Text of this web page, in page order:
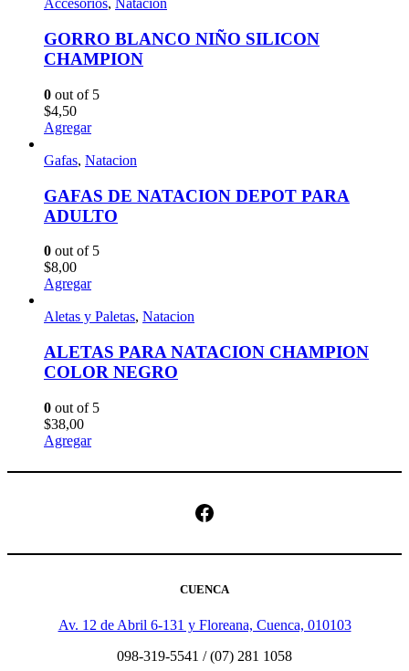
Accesorios, Natacion
GORRO BLANCO NIÑO SILICON
CHAMPION
0 out of 5
$4,50
Agregar
Gafas, Natacion
GAFAS DE NATACION DEPOT PARA
ADULTO
0 out of 5
$8,00
Agregar
Aletas y Paletas, Natacion
ALETAS PARA NATACION CHAMPION
COLOR NEGRO
0 out of 5
$38,00
Agregar
Facebook
CUENCA
Av. 12 de Abril 6-131 y Floreana, Cuenca, 010103
098-319-5541 / (07) 281 1058